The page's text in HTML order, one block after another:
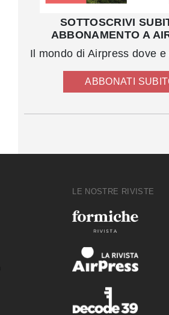
SOTTOSCRIVI
ABBONAMENTO A
Il mondo di Airpress dove
ABBONATI
LE NOSTRE RIVISTE